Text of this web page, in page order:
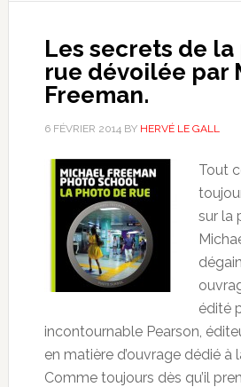
Les secrets de
rue dévoilée par
Freeman.
6 FÉVRIER 2014 BY HERVÉ LE GALL
Tout
sur la
édité
incontournable Pearson,
en matière d’ouvrage dédié à
Comme toujours dès qu’il